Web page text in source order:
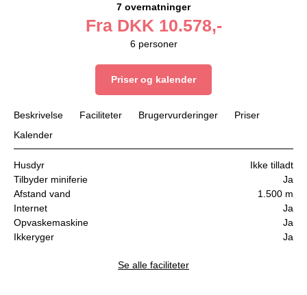
7 overnatninger
Fra DKK 10.578,-
6 personer
Priser og kalender
Beskrivelse Faciliteter Brugervurderinger
Priser
Kalender
Husdyr
Ikke tilladt
Tilbyder miniferie
Ja
Afstand vand
1.500 m
Internet
Ja
Opvaskemaskine
Ja
Ikkeryger
Ja
Se alle faciliteter